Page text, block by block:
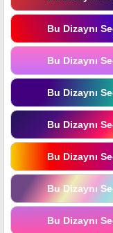
Bu Dizaynı
Bu Dizaynı
Bu Dizaynı
Bu Dizaynı
Bu Dizaynı
Bu Dizaynı
Bu Dizaynı